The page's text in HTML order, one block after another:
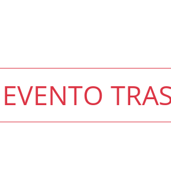
EVENTO